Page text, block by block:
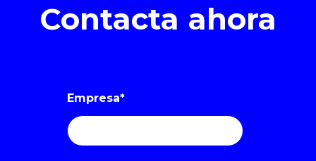
Contacta ahora
Empresa*